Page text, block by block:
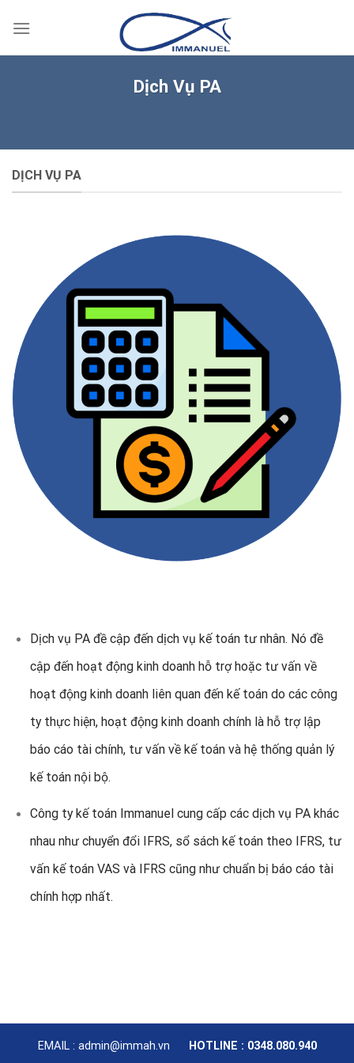
Dịch Vụ PA
DỊCH VỤ PA
Dịch vụ PA đề cập đến dịch vụ kế toán tư nhân. Nó đề
cập đến hoạt động kinh doanh hỗ trợ hoặc tư vấn về
hoạt động kinh doanh liên quan đến kế toán do các công
ty thực hiện, hoạt động kinh doanh chính là hỗ trợ lập
báo cáo tài chính, tư vấn về kế toán và hệ thống quản lý
kế toán nội bộ.
Công ty kế toán Immanuel cung cấp các dịch vụ PA khác
nhau như chuyển đổi IFRS, sổ sách kế toán theo IFRS, tư
vấn kế toán VAS và IFRS cũng như chuẩn bị báo cáo tài
chính hợp nhất.
EMAIL : admin@immah.vn HOTLINE : 0348.080.940